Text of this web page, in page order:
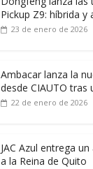
Pickup Z9: híbrida y
23 de enero de 2026
Ambacar lanza la
desde CIAUTO tras
22 de enero de 2026
JAC Azul entrega
a la Reina de Quito